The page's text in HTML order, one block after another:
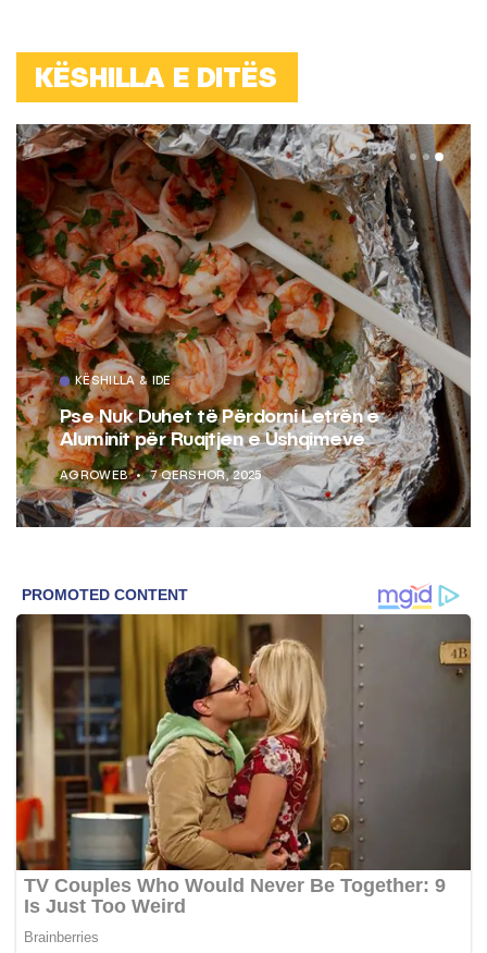
KËSHILLA E DITËS
KËSHILLA & IDE
Pse Nuk Duhet të Përdorni Letrën e
Aluminit për Ruajtjen e Ushqimeve
AGROWEB 7 QERSHOR, 2025